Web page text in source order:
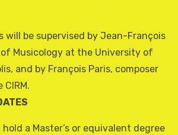
will be supervised by Jean-François
Musicology at the University of
and by François Paris, composer
a Master’s or equivalent degree